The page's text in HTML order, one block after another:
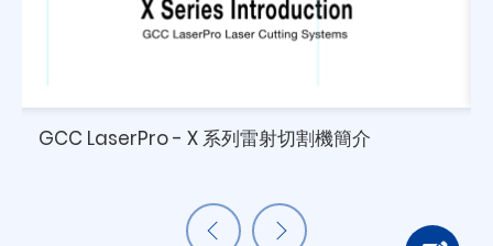
GCC LaserPro - X 系列雷射切割機簡介